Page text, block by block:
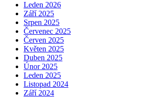
Leden 2026
Září 2025
Srpen 2025
Červenec 2025
Červen 2025
Květen 2025
Duben 2025
Únor 2025
Leden 2025
Listopad 2024
Září 2024